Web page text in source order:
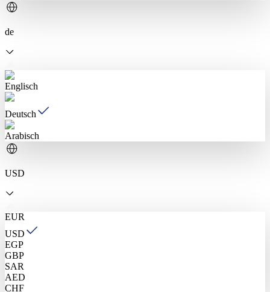
de
Englisch
Deutsch
Arabisch
USD
EUR
USD
EGP
GBP
SAR
AED
CHF